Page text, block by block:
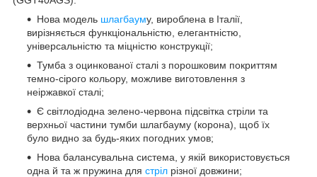
Нова модель шлагбауму, вироблена в Італії,
вирізняється функціональністю, елегантністю,
універсальністю та міцністю конструкції;
Тумба з оцинкованої сталі з порошковим покриттям
темно-сірого кольору, можливе виготовлення з
неіржавкої сталі;
Є світлодіодна зелено-червона підсвітка стріли та
верхньої частини тумби шлагбауму (корона), щоб їх
було видно за будь-яких погодних умов;
Нова балансувальна система, у якій використовується
одна й та ж пружина для стріл різної довжини;